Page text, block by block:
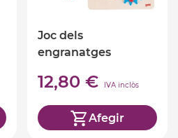
Joc dels
engranatges
12,80 € IVA inclòs
Afegir